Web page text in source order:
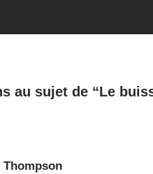
au sujet de “Le
Thompson